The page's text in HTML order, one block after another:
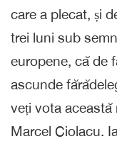
care a plecat, și
trei luni sub
europene, că de
ascunde
veți vota această
Marcel Ciolacu.